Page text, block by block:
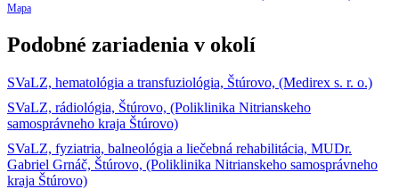
Mapa
Podobné zariadenia v okolí
SVaLZ, hematológia a transfuziológia, Štúrovo, (Medirex s. r. o.)
SVaLZ, rádiológia, Štúrovo, (Poliklinika Nitrianskeho
samosprávneho kraja Štúrovo)
SVaLZ, fyziatria, balneológia a liečebná rehabilitácia, MUDr.
Gabriel Grnáč, Štúrovo, (Poliklinika Nitrianskeho samosprávneho
kraja Štúrovo)